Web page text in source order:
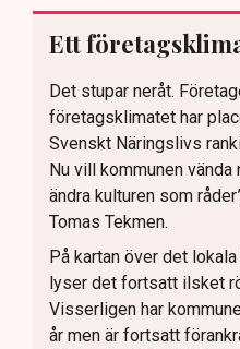
Ett
Det stupar neråt.
företagsklimatet har
Svenskt Näringslivs
Nu vill kommunen vända
ändra kulturen som
Tomas Tekmen.
På kartan över det
lyser det fortsatt ilsket
Visserligen har
år men är fortsatt